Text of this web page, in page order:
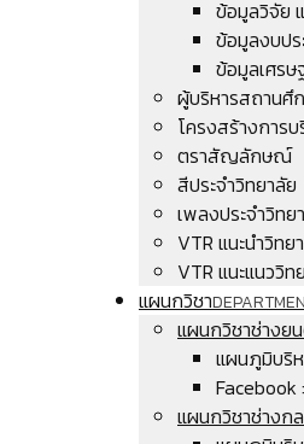
ข้อมูลวิจัย
ข้อมูลงบป
ข้อมูลเศร
ผู้บริหารสถานศึ
โครงสร้างการบ
ตราสัญลักษณ์
สีประจำวิทยาลัย
เพลงประจำวิทย
VTR แนะนำวิทย
VTR แนะแนววิท
แผนกวิชา
แผนกวิชาช่างย
แผนภูมิบริ
แผนกวิชาช่างก